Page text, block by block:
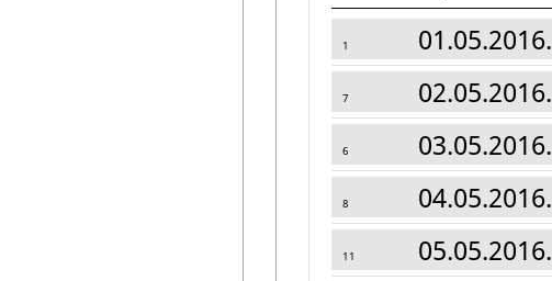
1 01.05.2016.
7 02.05.2016.
6 03.05.2016.
8 04.05.2016.
11 05.05.2016.